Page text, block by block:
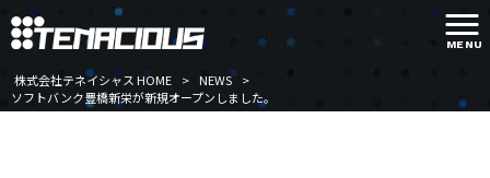
MENU
株式会社テネイシャス HOME > NEWS
>
ソフトバンク豊橋新栄が新規オープンしました。